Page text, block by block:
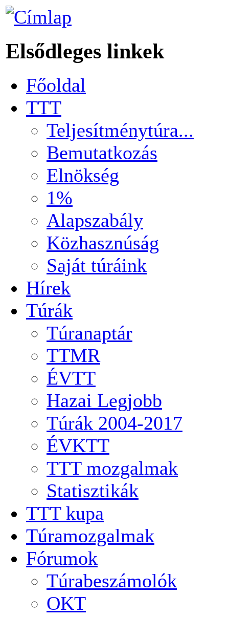
Elsődleges linkek
Főoldal
TTT
Teljesítménytúra...
Bemutatkozás
Elnökség
1%
Alapszabály
Közhasznúság
Saját túráink
Hírek
Túrák
Túranaptár
TTMR
ÉVTT
Hazai Legjobb
Túrák 2004-2017
ÉVKTT
TTT mozgalmak
Statisztikák
TTT kupa
Túramozgalmak
Fórumok
Túrabeszámolók
OKT